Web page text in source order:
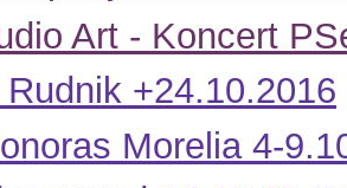
Art - Koncert
+24.10.2016
Morelia 4-